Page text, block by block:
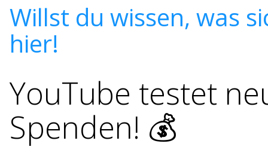
Willst du wissen, was
hier!
YouTube testet
Spenden! 💰